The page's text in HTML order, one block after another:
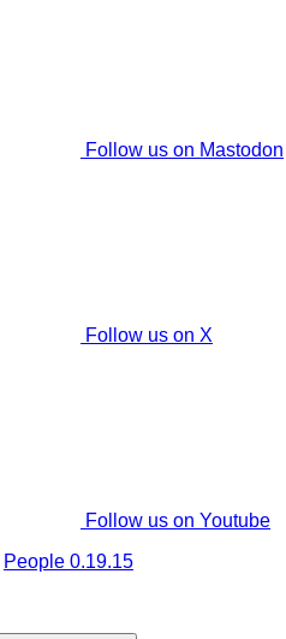
Follow us on Mastodon
Follow us on X
Follow us on Youtube
People 0.19.15